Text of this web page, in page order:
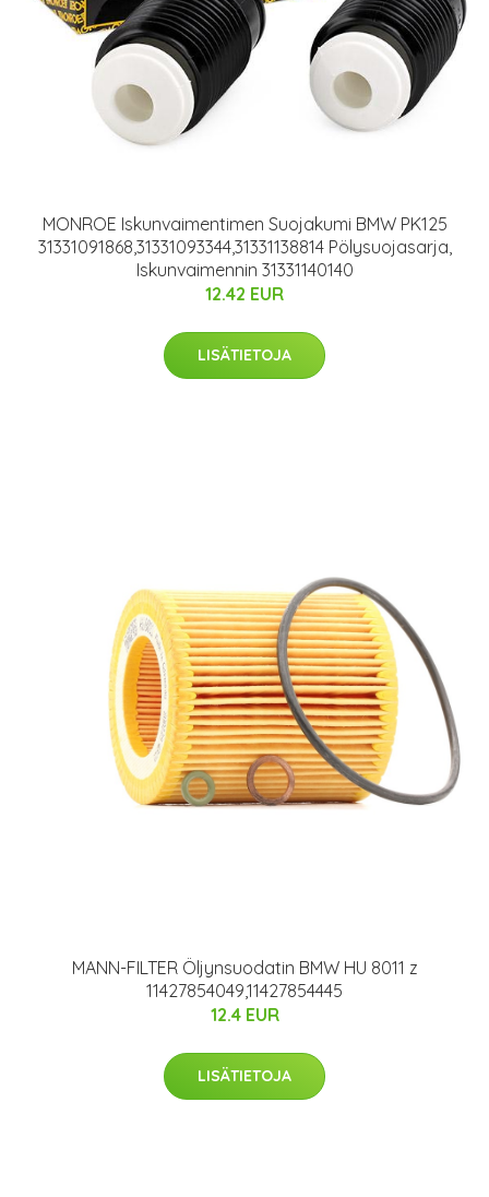
MONROE Iskunvaimentimen Suojakumi BMW PK125
31331091868,31331093344,31331138814 Pölysuojasarja,
Iskunvaimennin 31331140140
12.42 EUR
LISÄTIETOJA
MANN-FILTER Öljynsuodatin BMW HU 8011 z
11427854049,11427854445
12.4 EUR
LISÄTIETOJA